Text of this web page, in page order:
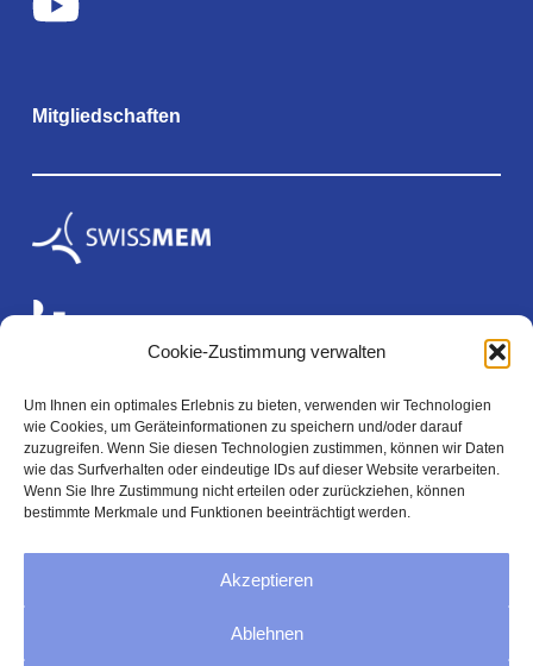
Cookie-Zustimmung verwalten
Um Ihnen ein optimales Erlebnis zu bieten, verwenden wir Technologien
wie Cookies, um Geräteinformationen zu speichern und/oder darauf
zuzugreifen. Wenn Sie diesen Technologien zustimmen, können wir Daten
wie das Surfverhalten oder eindeutige IDs auf dieser Website verarbeiten.
Wenn Sie Ihre Zustimmung nicht erteilen oder zurückziehen, können
bestimmte Merkmale und Funktionen beeinträchtigt werden.
Akzeptieren
Ablehnen
Mitgliedschaften
Rechtliches
Impressum